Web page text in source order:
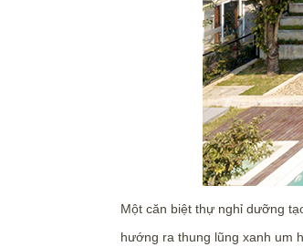
Một căn biệt thự nghỉ dưỡng
hướng ra thung lũng xanh um